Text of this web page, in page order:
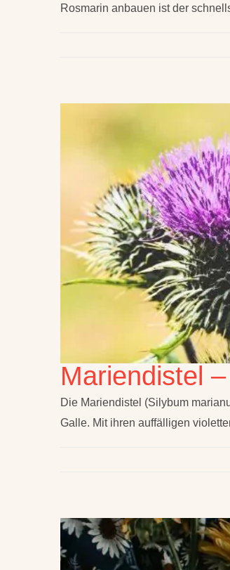
Rosmarin anbauen ist der
Mariendistel
Die Mariendistel (Silybum
Galle. Mit ihren auffälligen